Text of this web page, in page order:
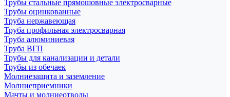
Трубы стальные прямошовные электросварные
Трубы оцинкованные
Труба нержавеющая
Труба профильная электросварная
Труба алюминиевая
Труба ВГП
Трубы для канализации и детали
Трубы из обечаек
Молниезащита и заземление
Молниеприемники
Мачты и молниеотводы